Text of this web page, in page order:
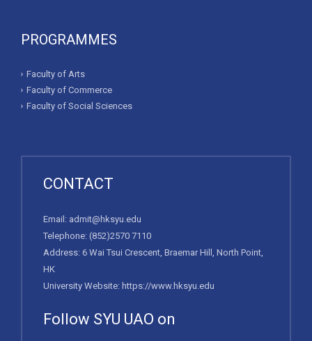
PROGRAMMES
Faculty of Arts
Faculty of Commerce
Faculty of Social Sciences
CONTACT
Email: admit@hksyu.edu
Telephone: (852)2570 7110
Address: 6 Wai Tsui Crescent, Braemar Hill, North Point,
HK
University Website: https://www.hksyu.edu
Follow SYU UAO on